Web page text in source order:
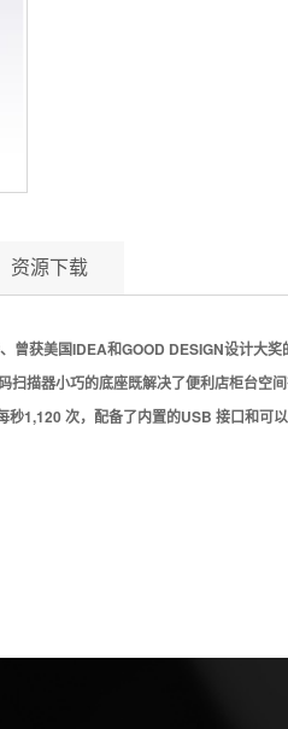
资源下载
获美国IDEA和GOOD DESIGN设计大
描器小巧的底座既解决了便利店柜台空
1,120 次，配备了内置的USB 接口和可